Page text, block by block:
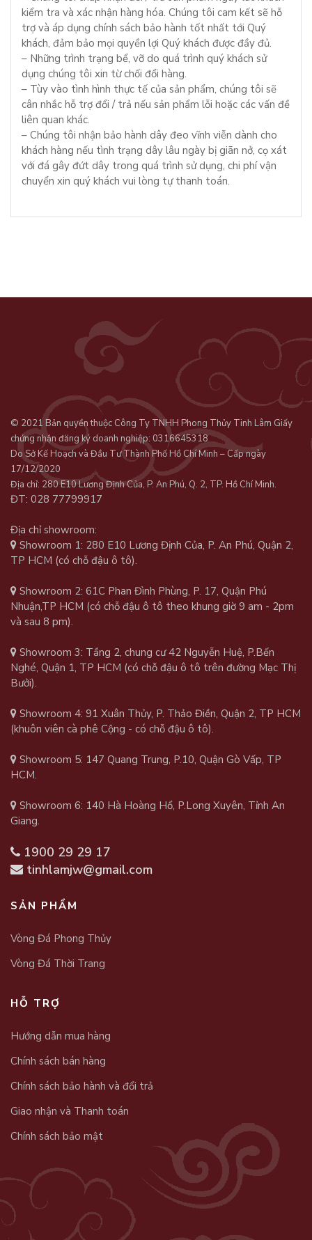
kiểm tra và xác nhận hàng hóa. Chúng tôi cam kết sẽ hỗ
trợ và áp dụng chính sách bảo hành tốt nhất tới Quý
khách, đảm bảo mọi quyền lợi Quý khách được đầy đủ.
– Những trình trạng bể, vỡ do quá trình quý khách sử
dụng chúng tôi xin từ chối đổi hàng.
– Tùy vào tình hình thực tế của sản phẩm, chúng tôi sẽ
cân nhắc hỗ trợ đổi / trả nếu sản phẩm lỗi hoặc các vấn đề
liên quan khác.
– Chúng tôi nhận bảo hành dây đeo vĩnh viễn dành cho
khách hàng nếu tình trạng dây lâu ngày bị giãn nở, cọ xát
với đá gây đứt dây trong quá trình sử dụng, chi phí vận
chuyển xin quý khách vui lòng tự thanh toán.
© 2021 Bản quyền thuộc Công Ty TNHH Phong Thủy Tinh Lâm Giấy
chứng nhận đăng ký doanh nghiệp: 0316645318
Do Sở Kế Hoạch và Đầu Tư Thành Phố Hồ Chí Minh – Cấp ngày
17/12/2020
Địa chỉ: 280 E10 Lương Định Của, P. An Phú, Q. 2, TP. Hồ Chí Minh.
ĐT: 028 77799917
Địa chỉ showroom:
Showroom 1: 280 E10 Lương Định Của, P. An Phú, Quận 2,
TP HCM (có chỗ đậu ô tô).
Showroom 2: 61C Phan Đình Phùng, P. 17, Quận Phú
Nhuận,TP HCM (có chỗ đậu ô tô theo khung giờ 9 am - 2pm
và sau 8 pm).
Showroom 3: Tầng 2, chung cư 42 Nguyễn Huệ, P.Bến
Nghé, Quận 1, TP HCM (có chỗ đậu ô tô trên đường Mạc Thị
Bưởi).
Showroom 4: 91 Xuân Thủy, P. Thảo Điền, Quận 2, TP HCM
(khuôn viên cà phê Cộng - có chỗ đậu ô tô).
Showroom 5: 147 Quang Trung, P.10, Quận Gò Vấp, TP
HCM.
Showroom 6: 140 Hà Hoàng Hổ, P.Long Xuyên, Tỉnh An
Giang.
1900 29 29 17
tinhlamjw@gmail.com
SẢN PHẨM
Vòng Đá Phong Thủy
Vòng Đá Thời Trang
HỖ TRỢ
Hướng dẫn mua hàng
Chính sách bán hàng
Chính sách bảo hành và đổi trả
Giao nhận và Thanh toán
Chính sách bảo mật